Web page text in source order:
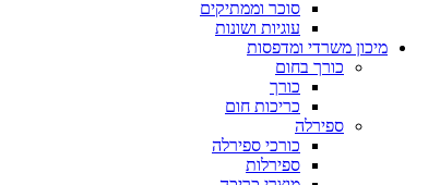
סוכר וממתיקים
עוגיות ושונות
מיכון משרדי ומדפסות
כורך בחום
כורך
כריכות חום
ספירלה
כורכי ספירלה
ספירלות